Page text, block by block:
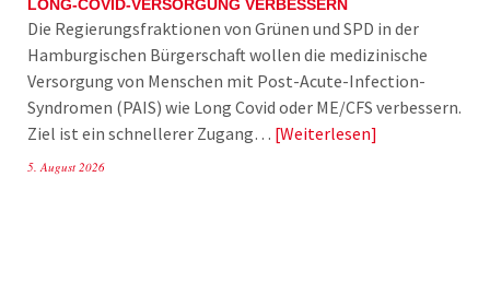
LONG-COVID-VERSORGUNG VERBESSERN
Die Regierungsfraktionen von Grünen und SPD in der
Hamburgischen Bürgerschaft wollen die medizinische
Versorgung von Menschen mit Post-Acute-Infection-
Syndromen (PAIS) wie Long Covid oder ME/CFS verbessern.
Ziel ist ein schnellerer Zugang… Weiterlesen
5. August 2026